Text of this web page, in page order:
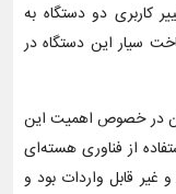
کاربری دو دستگاه به
سیار این دستگاه در
در خصوص اهمیت این
از فناوری هسته‌ای
غیر قابل واردات بود و